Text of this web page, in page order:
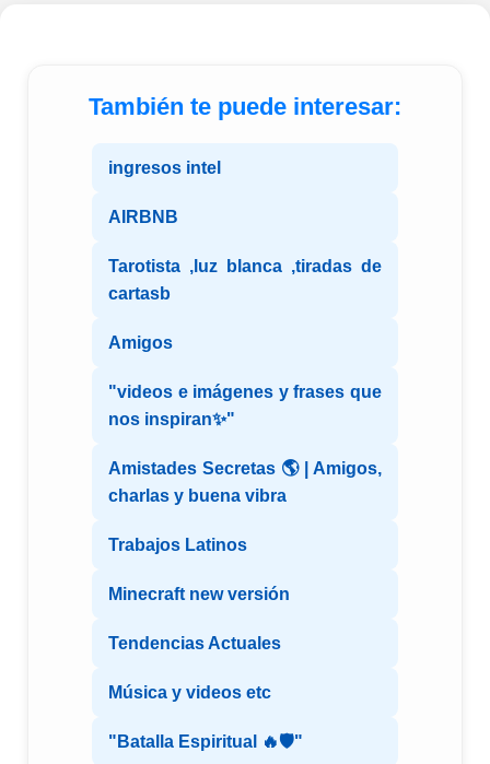
También te puede interesar:
ingresos intel
AIRBNB
Tarotista ,luz blanca ,tiradas de
cartasb
Amigos
"videos e imágenes y frases que
nos inspiran✨"
Amistades Secretas 🌎 | Amigos,
charlas y buena vibra
Trabajos Latinos
Minecraft new versión
Tendencias Actuales
Música y videos etc
"Batalla Espiritual 🔥🛡️"